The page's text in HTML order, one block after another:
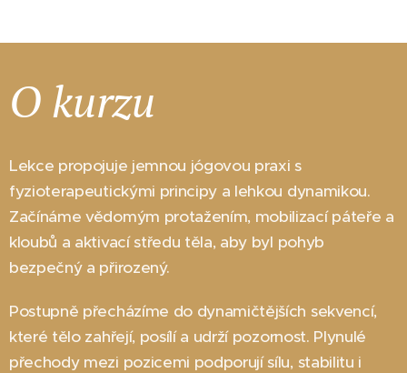
O kurzu
Lekce propojuje jemnou jógovou praxi s
fyzioterapeutickými principy a lehkou dynamikou.
Začínáme vědomým protažením, mobilizací páteře a
kloubů a aktivací středu těla, aby byl pohyb
bezpečný a přirozený.
Postupně přecházíme do dynamičtějších sekvencí,
které tělo zahřejí, posílí a udrží pozornost. Plynulé
přechody mezi pozicemi podporují sílu, stabilitu i